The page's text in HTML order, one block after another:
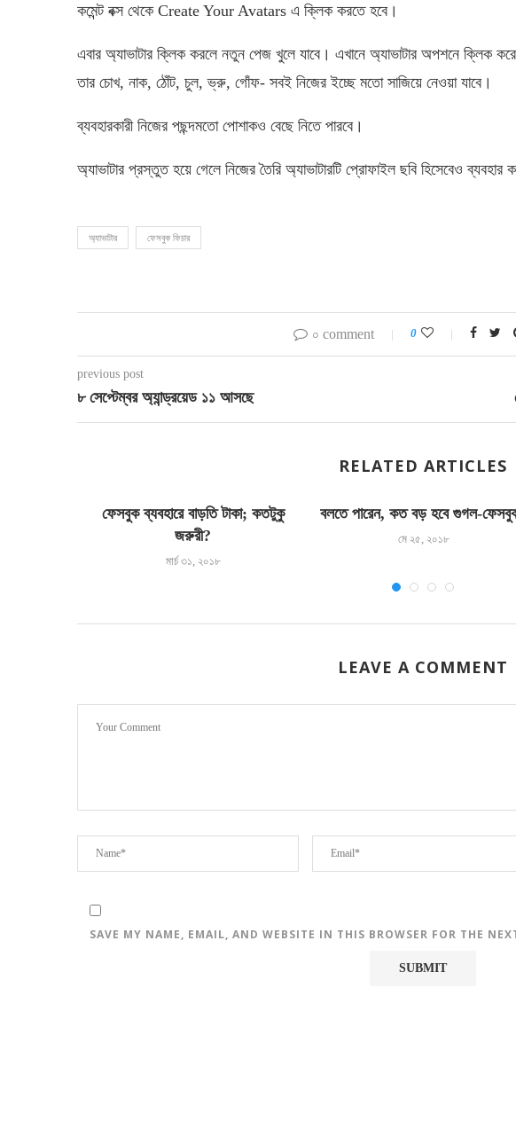
কমেন্ট বক্স থেকে Create Your Avatars এ ক্লিক করতে হবে।
এবার অ্যাভাটার ক্লিক করলে নতুন পেজ খুলে যাবে। এখানে অ্যাভাটার অপশনে ক্লিক করে
তার চোখ, নাক, ঠোঁট, চুল, ভ্রু, গোঁফ- সবই নিজের ইচ্ছে মতো সাজিয়ে নেওয়া যাবে।
ব্যবহারকারী নিজের পছন্দমতো পোশাকও বেছে নিতে পারবে।
অ্যাভাটার প্রস্তুত হয়ে গেলে নিজের তৈরি অ্যাভাটারটি প্রোফাইল ছবি হিসেবেও ব্যবহার
অ্যাভাটার ফেসবুক ফিচার
০ comment 0
previous post
৮ সেপ্টেম্বর অ্যান্ড্রয়েড ১১ আসছে
RELATED ARTICLES
ফেসবুক ব্যবহারে বাড়তি টাকা; কতটুকু
জরুরী?
মার্চ ৩১, ২০১৮
বলতে পারেন, কত বড় হবে গুগল-
মে ২৫, ২০১৮
LEAVE A COMMENT
SAVE MY NAME, EMAIL, AND WEBSITE IN THIS BROWSER FOR THE